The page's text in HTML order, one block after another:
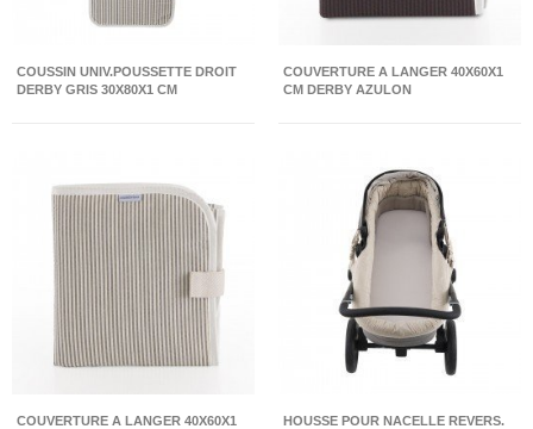
COUSSIN UNIV.POUSSETTE DROIT
DERBY GRIS 30X80X1 CM
COUVERTURE A LANGER 40X60X1
CM DERBY AZULON
COUVERTURE A LANGER 40X60X1
HOUSSE POUR NACELLE REVERS.